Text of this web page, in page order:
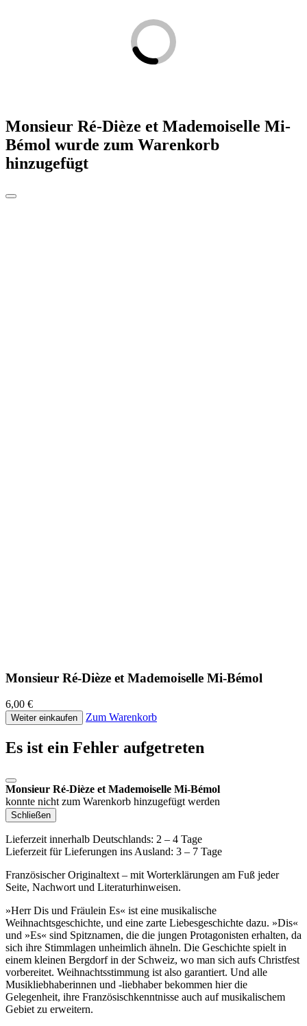
Monsieur Ré-Dièze et Mademoiselle Mi-
Bémol wurde zum Warenkorb
hinzugefügt
Monsieur Ré-Dièze et Mademoiselle Mi-Bémol
6,00 €
Weiter einkaufen Zum Warenkorb
Es ist ein Fehler aufgetreten
Monsieur Ré-Dièze et Mademoiselle Mi-Bémol
konnte nicht zum Warenkorb hinzugefügt werden
Schließen
Lieferzeit innerhalb Deutschlands: 2 – 4 Tage
Lieferzeit für Lieferungen ins Ausland: 3 – 7 Tage
Französischer Originaltext – mit Worterklärungen am Fuß jeder
Seite, Nachwort und Literaturhinweisen.
»Herr Dis und Fräulein Es« ist eine musikalische
Weihnachtsgeschichte, und eine zarte Liebesgeschichte dazu. »Dis«
und »Es« sind Spitznamen, die die jungen Protagonisten erhalten, da
sich ihre Stimmlagen unheimlich ähneln. Die Geschichte spielt in
einem kleinen Bergdorf in der Schweiz, wo man sich aufs Christfest
vorbereitet. Weihnachtsstimmung ist also garantiert. Und alle
Musikliebhaberinnen und -liebhaber bekommen hier die
Gelegenheit, ihre Französischkenntnisse auch auf musikalischem
Gebiet zu erweitern.